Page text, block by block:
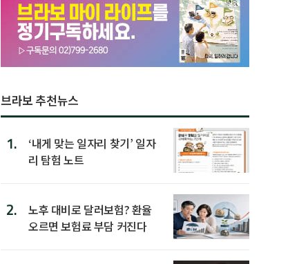
브라보 추천뉴스
1.
‘내게 맞는 일자리 찾기’ 일자
리 탐험 노트
2.
노후 대비로 달러보험? 환율
오르면 보험료 부담 커진다